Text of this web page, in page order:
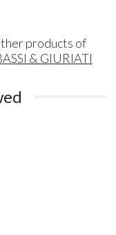
products of
& GIURIATI